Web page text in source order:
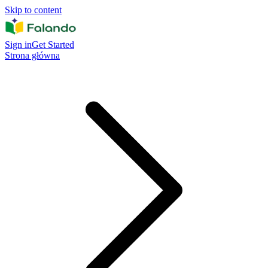
Skip to content
Sign inGet Started
Strona główna